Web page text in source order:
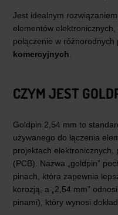
Jest idealnym
elementów
połączenie w różnorodnych
komercyjnych
CZYM JEST
Goldpin 2,54 mm to
używanego do łączenia
projektach elektronicznych,
(PCB). Nazwa „goldpin”
pinach, która zapewnia
korozją, a „2,54 mm”
pinami), który wynosi